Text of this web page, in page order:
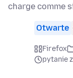
charge comme
Otwarte
Firefox
pytanie